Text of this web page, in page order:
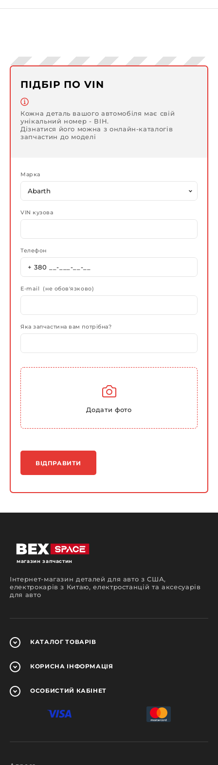
ПІДБІР ПО VIN
Кожна деталь вашого автомобіля має свій
унікальний номер - ВІН.
Дізнатися його можна з онлайн-каталогів
запчастин до моделі
Марка
VIN кузова
Телефон
E-mail (не обов'язково)
Яка запчастина вам потрібна?
Додати фото
ВІДПРАВИТИ
магазин запчастин
Інтернет-магазин деталей для авто з США,
електрокарів з Китаю, електростанцій та аксесуарів
для авто
КАТАЛОГ ТОВАРІВ
КОРИСНА ІНФОРМАЦІЯ
ОСОБИСТИЙ КАБІНЕТ